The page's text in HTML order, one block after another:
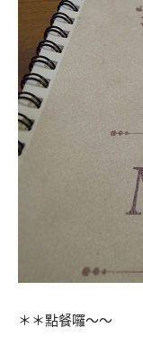
＊＊點餐囉～～